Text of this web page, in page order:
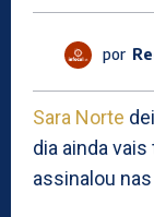
por
Sara Norte
dia ainda
assinalou